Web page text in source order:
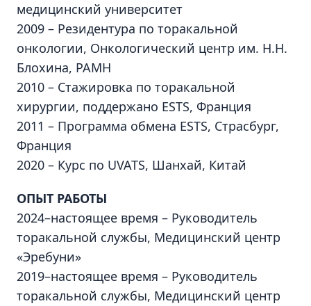
медицинский университет
2009 – Резидентура по торакальной
онкологии, Онкологический центр им. Н.Н.
Блохина, РАМН
2010 – Стажировка по торакальной
хирургии, поддержано ESTS, Франция
2011 – Программа обмена ESTS, Страсбург,
Франция
2020 – Курс по UVATS, Шанхай, Китай
ОПЫТ РАБОТЫ
2024–настоящее время – Руководитель
торакальной службы, Медицинский центр
«Эребуни»
2019–настоящее время – Руководитель
торакальной службы, Медицинский центр